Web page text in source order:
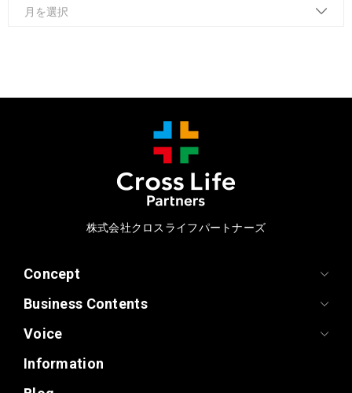
株式会社クロスライフパートナーズ
Concept
Business Contents
Voice
Information